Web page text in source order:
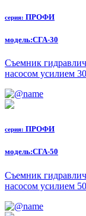
серия: ПРОФИ
модель:СГА-30
Съемник
насосом усилием
серия: ПРОФИ
модель:СГА-50
Съемник
насосом усилием